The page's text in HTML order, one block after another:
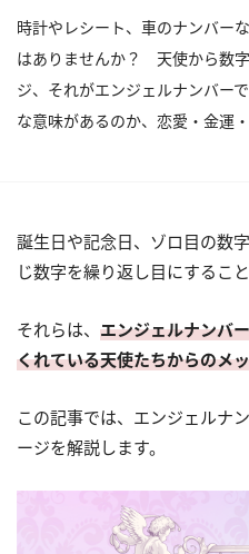
時計やレシート、車のナンバー
はありませんか？ 天使から数
ジ、それがエンジェルナンバー
な意味があるのか、恋愛・金運
誕生日や記念日、ゾロ目の数
じ数字を繰り返し目にするこ
それらは、 エンジェルナンバ
くれている天使たちからのメ
この記事では、エンジェルナ
ージを解説します。